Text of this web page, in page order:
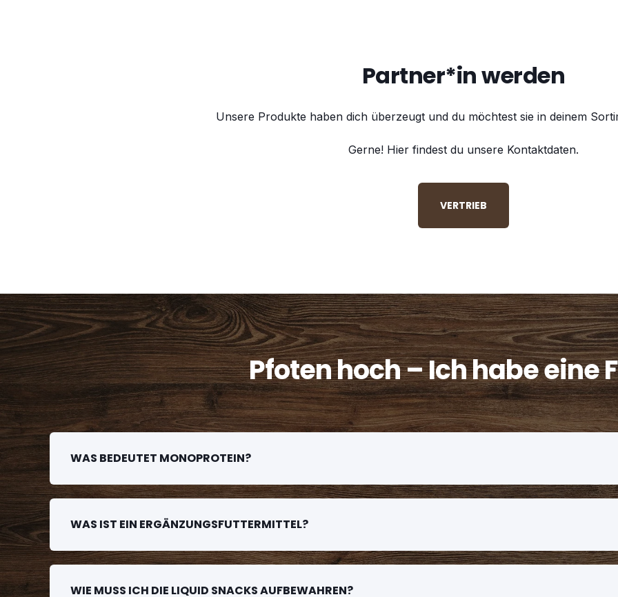
MEHR INFORMATIONEN
Andréfleurs Assens SA
Route d'Yverdon 4, 1042
Assens
Schweiz
Telefon
021 886 16 60
Email:
MEHR INFORMATIONEN
Via Sottobisio
Balerna
Partner*in werden
Unsere Produkte haben dich überzeugt und du möchtest sie in deinem
Gerne! Hier findest du unsere Kontaktdaten.
VERTRIEB
Pfoten hoch – Ich habe eine
WAS BEDEUTET MONOPROTEIN?
WAS IST EIN ERGÄNZUNGSFUTTERMITTEL?
WIE MUSS ICH DIE LIQUID SNACKS AUFBEWAHREN?